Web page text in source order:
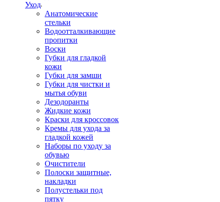
Уход
Анатомические
стельки
Водоотталкивающие
пропитки
Воски
Губки для гладкой
кожи
Губки для замши
Губки для чистки и
мытья обуви
Дезодоранты
Жидкие кожи
Краски для кроссовок
Кремы для ухода за
гладкой кожей
Наборы по уходу за
обувью
Очистители
Полоски защитные,
накладки
Полустельки под
пятку